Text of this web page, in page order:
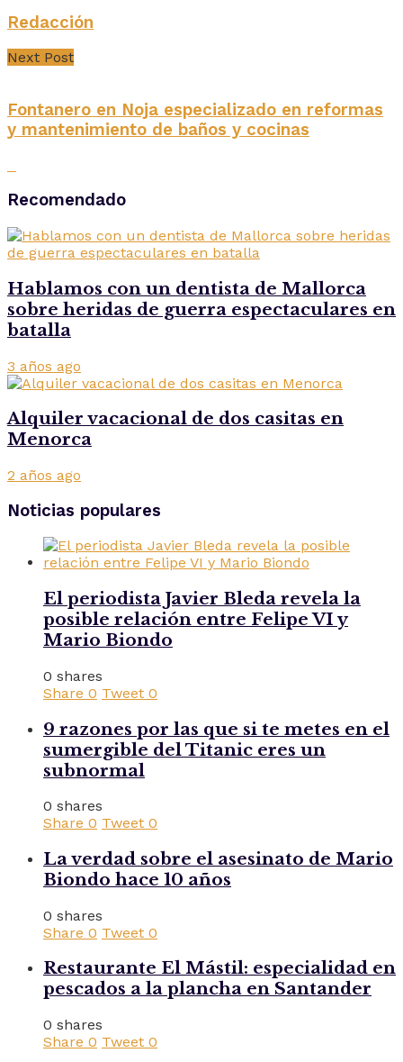
Redacción
Next Post
Fontanero en Noja especializado en reformas
y mantenimiento de baños y cocinas
Recomendado
Hablamos con un dentista de Mallorca
sobre heridas de guerra espectaculares en
batalla
3 años ago
Alquiler vacacional de dos casitas en
Menorca
2 años ago
Noticias populares
El periodista Javier Bleda revela la
posible relación entre Felipe VI y
Mario Biondo
0 shares
Share 0 Tweet 0
9 razones por las que si te metes en el
sumergible del Titanic eres un
subnormal
0 shares
Share 0 Tweet 0
La verdad sobre el asesinato de Mario
Biondo hace 10 años
0 shares
Share 0 Tweet 0
Restaurante El Mástil: especialidad en
pescados a la plancha en Santander
0 shares
Share 0 Tweet 0